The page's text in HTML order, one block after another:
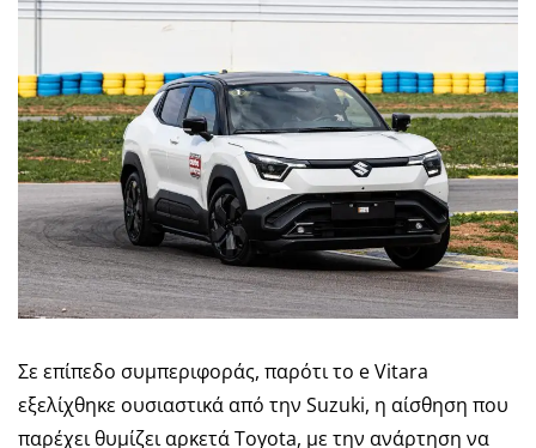
Σε επίπεδο συμπεριφοράς, παρότι το e Vitara
εξελίχθηκε ουσιαστικά από την Suzuki, η αίσθηση που
παρέχει θυμίζει αρκετά Toyota, με την ανάρτηση να